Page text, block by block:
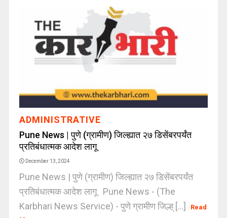
ADMINISTRATIVE
Pune News | पुणे (ग्रामीण) जिल्ह्यात २७ डिसेंबरपर्यंत
प्रतिबंधात्मक आदेश लागू
December 13, 2024
Pune News | पुणे (ग्रामीण) जिल्ह्यात २७ डिसेंबरपर्यंत
प्रतिबंधात्मक आदेश लागू Pune News - (The
Karbhari News Service) - पुणे ग्रामीण जिल्ह् [...]
Read